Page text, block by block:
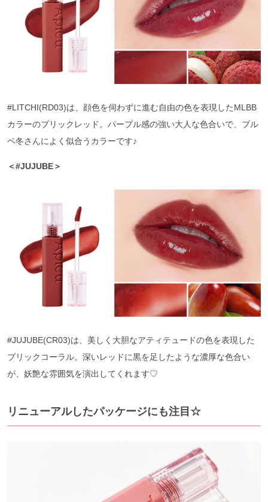
#LITCHI(RD03)は、顔色を伺わずに進む自由の色を表現したMLBB
カラーのブリックレッド。パープル感の強い大人な色合いで、ブル
ベ冬さんによく似合うカラーです♪
＜#JUJUBE＞
#JUJUBE(CR03)は、美しく大胆なアティテュードの色を表現した
ブリックコーラル。深いレッドに黒を足したような濃厚な色合い
が、妖艶な雰囲気を演出してくれます♡
リニューアルしたパッケージにも注目☆